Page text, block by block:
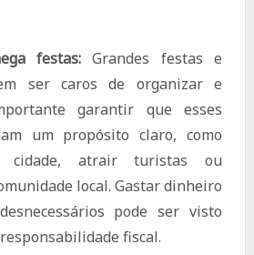
festas: Grandes festas e
ser caros de organizar e
garantir que esses
um propósito claro, como
cidade, atrair turistas ou
local. Gastar dinheiro
pode ser visto
fiscal.